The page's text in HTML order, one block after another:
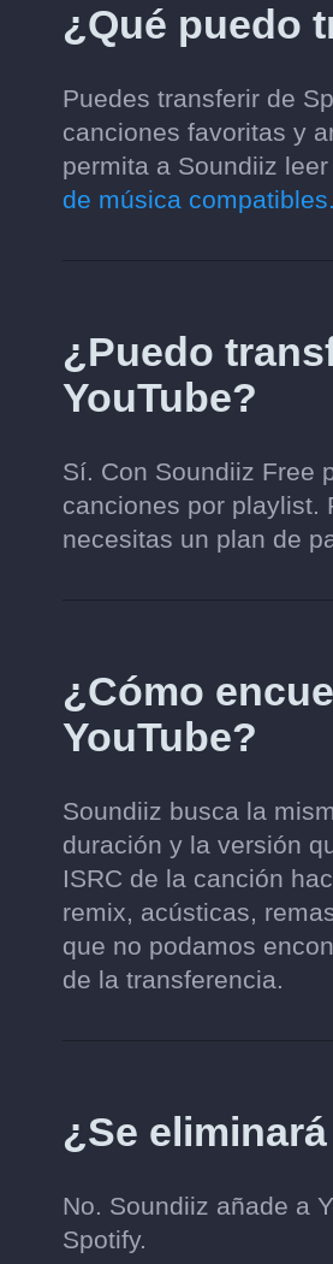
¿Qué puedo
Puedes transferir de
canciones favoritas y
permita a Soundiiz
de música compatibles.
¿Puedo
YouTube?
Sí. Con Soundiiz Free
canciones por playlist.
necesitas un plan de
¿Cómo
YouTube?
Soundiiz busca la
duración y la versión
ISRC de la canción
remix, acústicas,
que no podamos
de la transferencia.
¿Se
No. Soundiiz añade a
Spotify.